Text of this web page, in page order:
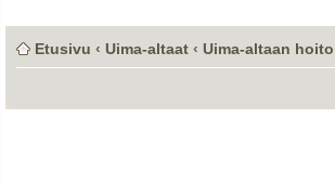
Etusivu ‹ Uima-altaat ‹ Uima-altaan hoito